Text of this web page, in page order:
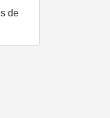
de